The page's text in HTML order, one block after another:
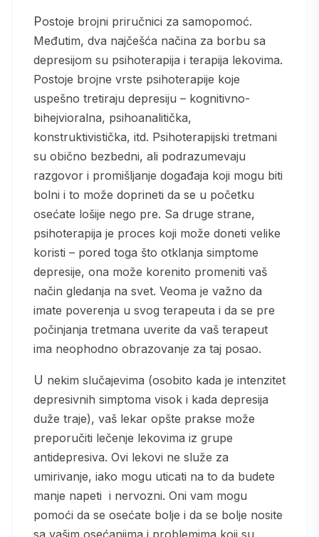
Postoje brojni priručnici za samopomoć.
Međutim, dva najčešća načina za borbu sa
depresijom su psihoterapija i terapija lekovima.
Postoje brojne vrste psihoterapije koje
uspešno tretiraju depresiju – kognitivno-
bihejvioralna, psihoanalitička,
konstruktivistička, itd. Psihoterapijski tretmani
su obično bezbedni, ali podrazumevaju
razgovor i promišljanje događaja koji mogu biti
bolni i to može doprineti da se u početku
osećate lošije nego pre. Sa druge strane,
psihoterapija je proces koji može doneti velike
koristi – pored toga što otklanja simptome
depresije, ona može korenito promeniti vaš
način gledanja na svet. Veoma je važno da
imate poverenja u svog terapeuta i da se pre
počinjanja tretmana uverite da vaš terapeut
ima neophodno obrazovanje za taj posao.
U nekim slučajevima (osobito kada je intenzitet
depresivnih simptoma visok i kada depresija
duže traje), vaš lekar opšte prakse može
preporučiti lečenje lekovima iz grupe
antidepresiva. Ovi lekovi ne služe za
umirivanje, iako mogu uticati na to da budete
manje napeti i nervozni. Oni vam mogu
pomoći da se osećate bolje i da se bolje nosite
sa vašim osećanjima i problemima koji su